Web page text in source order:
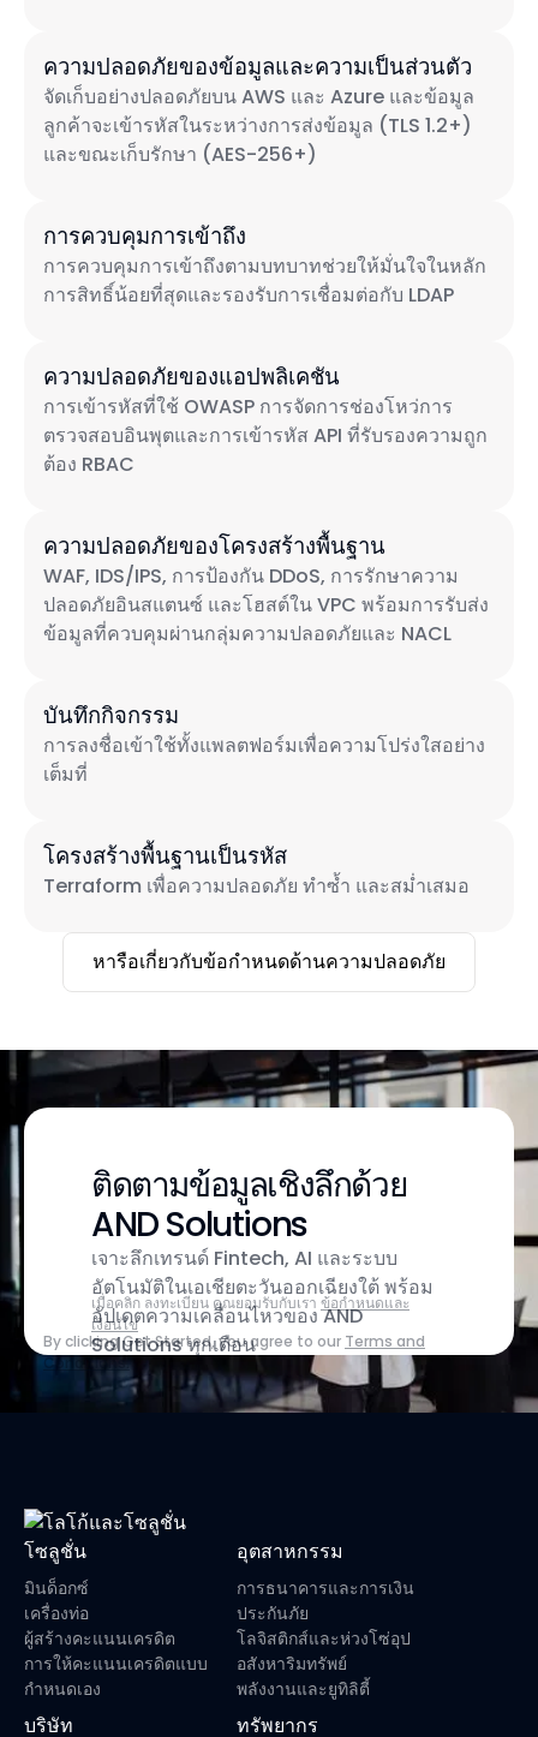
ความปลอดภัยของข้อมูลและความเป็นส่วนตัว
จัดเก็บอย่างปลอดภัยบน AWS และ Azure และข้อมูล
ลูกค้าจะเข้ารหัสในระหว่างการส่งข้อมูล (TLS 1.2+)
และขณะเก็บรักษา (AES-256+)
การควบคุมการเข้าถึง
การควบคุมการเข้าถึงตามบทบาทช่วยให้มั่นใจในหลัก
การสิทธิ์น้อยที่สุดและรองรับการเชื่อมต่อกับ LDAP
ความปลอดภัยของแอปพลิเคชัน
การเข้ารหัสที่ใช้ OWASP การจัดการช่องโหว่การ
ตรวจสอบอินพุตและการเข้ารหัส API ที่รับรองความถูก
ต้อง RBAC
ความปลอดภัยของโครงสร้างพื้นฐาน
WAF, IDS/IPS, การป้องกัน DDoS, การรักษาความ
ปลอดภัยอินสแตนซ์ และโฮสต์ใน VPC พร้อมการรับส่ง
ข้อมูลที่ควบคุมผ่านกลุ่มความปลอดภัยและ NACL
บันทึกกิจกรรม
การลงชื่อเข้าใช้ทั้งแพลตฟอร์มเพื่อความโปร่งใสอย่าง
เต็มที่
โครงสร้างพื้นฐานเป็นรหัส
Terraform เพื่อความปลอดภัย ทำซ้ำ และสม่ำเสมอ
หารือเกี่ยวกับข้อกำหนดด้านความปลอดภัย
ติดตามข้อมูลเชิงลึกด้วย
AND Solutions
เจาะลึกเทรนด์ Fintech, AI และระบบ
อัตโนมัติในเอเชียตะวันออกเฉียงใต้ พร้อม
อัปเดตความเคลื่อนไหวของ AND
Solutions ทุกเดือน
By clicking Get Started, you agree to our Terms and
Conditions.
เมื่อคลิก ลงทะเบียน คุณยอมรับกับเรา ข้อกำหนดและ
เงื่อนไข
โซลูชั่น
มินด็อกซ์
เครื่องท่อ
ผู้สร้างคะแนนเครดิต
การให้คะแนนเครดิตแบบ
กำหนดเอง
อุตสาหกรรม
การธนาคารและการเงิน
ประกันภัย
โลจิสติกส์และห่วงโซ่อุป
อสังหาริมทรัพย์
พลังงานและยูทิลิตี้
บริษัท ทรัพยากร